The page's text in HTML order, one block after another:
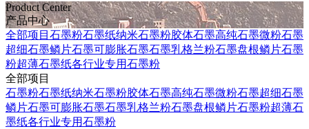
Product Center
产品中心
全部项目 石墨粉石墨纸纳米石墨粉胶体石墨高纯石墨微粉石墨
超细石墨鳞片石墨可膨胀石墨石墨乳格兰粉石墨盘根鳞片石墨
粉超薄石墨纸各行业专用石墨粉
全部项目
石墨粉石墨纸纳米石墨粉胶体石墨高纯石墨微粉石墨超细石墨
鳞片石墨可膨胀石墨石墨乳格兰粉石墨盘根鳞片石墨粉超薄石
墨纸各行业专用石墨粉